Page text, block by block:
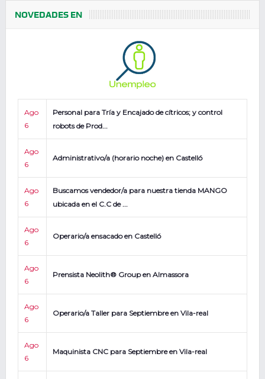
NOVEDADES EN
Ago
6
Personal para Tría y Encajado de cítricos; y control
robots de Prod...
Ago
6
Administrativo/a (horario noche) en Castelló
Ago
6
Buscamos vendedor/a para nuestra tienda MANGO
ubicada en el C.C de ...
Ago
6
Operario/a ensacado en Castelló
Ago
6
Prensista Neolith® Group en Almassora
Ago
6
Operario/a Taller para Septiembre en Vila-real
Ago
6
Maquinista CNC para Septiembre en Vila-real